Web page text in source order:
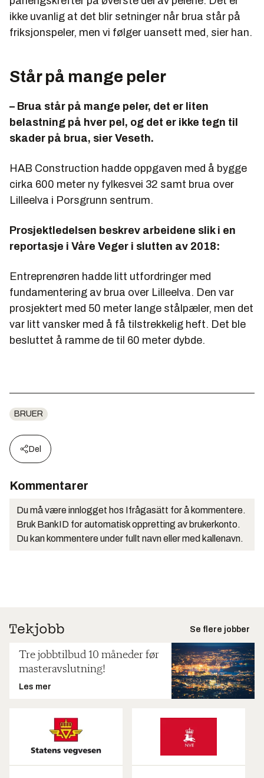
ikke uvanlig at det blir setninger når brua står på
friksjonspeler, men vi følger uansett med, sier han.
Står på mange peler
– Brua står på mange peler, det er liten
belastning på hver pel, og det er ikke tegn til
skader på brua, sier Veseth.
HAB Construction hadde oppgaven med å bygge
cirka 600 meter ny fylkesvei 32 samt brua over
Lilleelva i Porsgrunn sentrum.
Prosjektledelsen beskrev arbeidene slik i en
reportasje i Våre Veger i slutten av 2018:
Entreprenøren hadde litt utfordringer med
fundamentering av brua over Lilleelva. Den var
prosjektert med 50 meter lange stålpæler, men det
var litt vansker med å få tilstrekkelig heft. Det ble
besluttet å ramme de til 60 meter dybde.
BRUER
Del
Kommentarer
Du må være innlogget hos Ifrågasätt for å kommentere.
Bruk BankID for automatisk oppretting av brukerkonto.
Du kan kommentere under fullt navn eller med kallenavn.
Se flere jobber
Tre jobbtilbud 10 måneder før
masteravslutning!
Les mer